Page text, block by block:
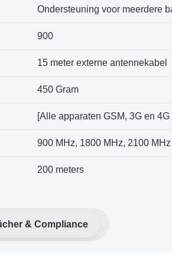
Ondersteuning voor meerdere
900
15 meter externe antennekabel
450 Gram
[Alle apparaten GSM, 3G en
900 MHz, 1800 MHz, 2100 MHz
200 meters
& Compliance